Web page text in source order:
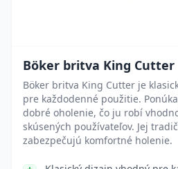
Böker britva King Cutter
Böker britva King Cutter je
pre každodenné použitie.
dobré oholenie, čo ju robí
skúsených používateľov. Jej
zabezpečujú komfortné holenie.